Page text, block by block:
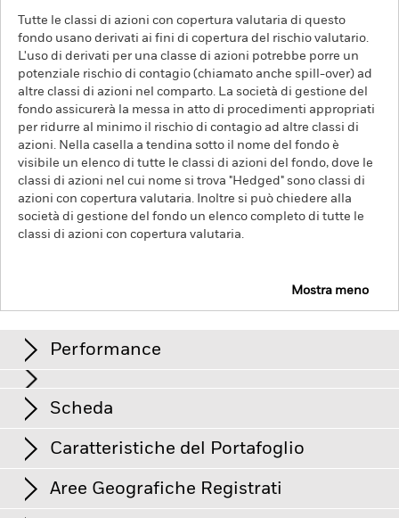
Tutte le classi di azioni con copertura valutaria di questo
fondo usano derivati ai fini di copertura del rischio valutario.
L'uso di derivati per una classe di azioni potrebbe porre un
potenziale rischio di contagio (chiamato anche spill-over) ad
altre classi di azioni nel comparto. La società di gestione del
fondo assicurerà la messa in atto di procedimenti appropriati
per ridurre al minimo il rischio di contagio ad altre classi di
azioni. Nella casella a tendina sotto il nome del fondo è
visibile un elenco di tutte le classi di azioni del fondo, dove le
classi di azioni nel cui nome si trova "Hedged" sono classi di
azioni con copertura valutaria. Inoltre si può chiedere alla
società di gestione del fondo un elenco completo di tutte le
classi di azioni con copertura valutaria.
Mostra meno
ATTIVO
Performance
Il rischio di credito, le variazioni dei tassi d'interesse e/o le
insolvenze degli emittenti incideranno in misura significativa
sulla performance dei titoli a reddito fisso. I declassamenti
potenziali o effettivi del rating creditizio possono aumentare il
livello di rischio.Per gli asset-backed securities (ABS - titoli
garantiti da attività) e i mortgage-backed securities (MBS -
titoli garantiti da ipoteca) valgono i rischi descritti per i titoli a
reddito fisso. Questi strumenti potrebbero essere esposti al
Scheda
Asset netti
al 06/08/2026
Data di lancio 04/03/2026
Caratteristiche del Portafoglio
Numero di partecipazioni
al 06/08/2026
Aree Geografiche Registrati